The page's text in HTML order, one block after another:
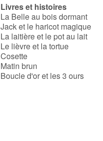
Livres et histoires
La Belle au bois dormant
Jack et le haricot magique
La laitière et le pot au lait
Le lièvre et la tortue
Cosette
Matin brun
Boucle d'or et les 3 ours